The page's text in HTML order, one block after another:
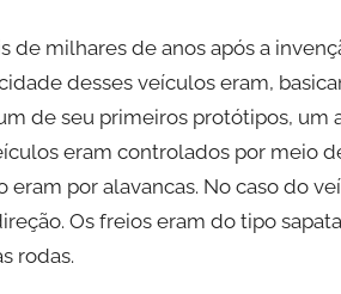
de milhares de anos após a
desses veículos eram,
de seu primeiros protótipos, um
eram controlados por meio
por alavancas. No caso do
Os freios eram do tipo
rodas.